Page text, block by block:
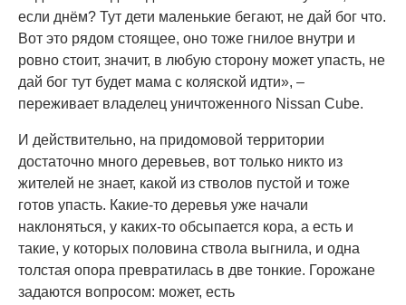
если днём? Тут дети маленькие бегают, не дай бог что.
Вот это рядом стоящее, оно тоже гнилое внутри и
ровно стоит, значит, в любую сторону может упасть, не
дай бог тут будет мама с коляской идти», –
переживает владелец уничтоженного Nissan Cube.
И действительно, на придомовой территории
достаточно много деревьев, вот только никто из
жителей не знает, какой из стволов пустой и тоже
готов упасть. Какие-то деревья уже начали
наклоняться, у каких-то обсыпается кора, а есть и
такие, у которых половина ствола выгнила, и одна
толстая опора превратилась в две тонкие. Горожане
задаются вопросом: может, есть